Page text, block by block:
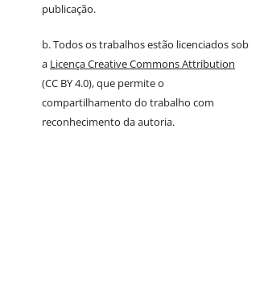
publicação.
b. Todos os trabalhos estão licenciados sob
a Licença Creative Commons Attribution
(CC BY 4.0), que permite o
compartilhamento do trabalho com
reconhecimento da autoria.